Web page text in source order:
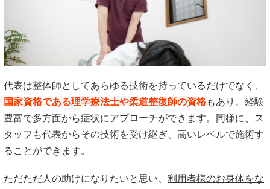
代表は整体師としてあらゆる技術を持っているだけでなく、
国家資格である理学療法士や柔道整復師の資格もあり、経験
豊富で多方面から症状にアプローチができます。同様に、ス
タッフも代表からその技術を受け継ぎ、高いレベルで施術す
ることができます。
ただただ人の助けになりたいと思い、 利用者様のお身体をな